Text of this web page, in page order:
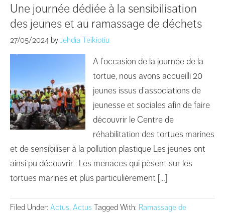
Une journée dédiée à la sensibilisation
des jeunes et au ramassage de déchets
27/05/2024 by Jehdia Teikiotiu
À l’occasion de la journée de la
tortue, nous avons accueilli 20
jeunes issus d’associations de
jeunesse et sociales afin de faire
découvrir le Centre de
réhabilitation des tortues marines
et de sensibiliser à la pollution plastique Les jeunes ont
ainsi pu découvrir : Les menaces qui pèsent sur les
tortues marines et plus particulièrement […]
Filed Under: Actus, Actus Tagged With: Ramassage de